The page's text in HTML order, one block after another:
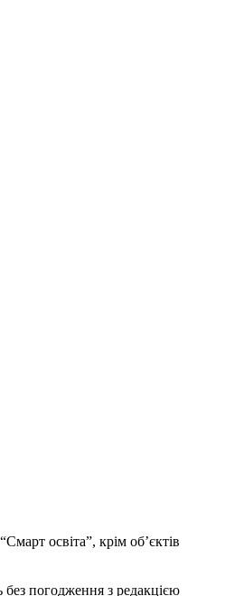
освіта”, крім об’єктів
погодження з редакцією